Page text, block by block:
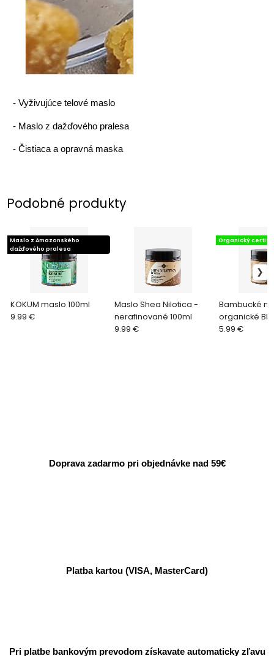
-Vyživujúce telové maslo
- Maslo z dažďového pralesa
-Čistiaca a opravná maska
Podobné produkty
KOKUM maslo 100ml
Maslo z Amazonského
dažďového pralesa
9.99 €
Maslo Shea Nilotica -
nerafinované 100ml
9.99 €
Bambucké
organické BIO
Organický
5.99 €
Doprava zadarmo pri objednávke nad 59€
Platba kartou (VISA, MasterCard)
Pri platbe bankovým prevodom získavate automaticky zľavu